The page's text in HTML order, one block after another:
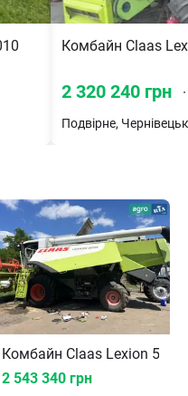
Комбайн Claas
2 320 240 грн ·
Комбайн Claas Lexion 570
2 543 340 грн